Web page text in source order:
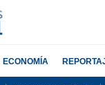
ECONOMÍA